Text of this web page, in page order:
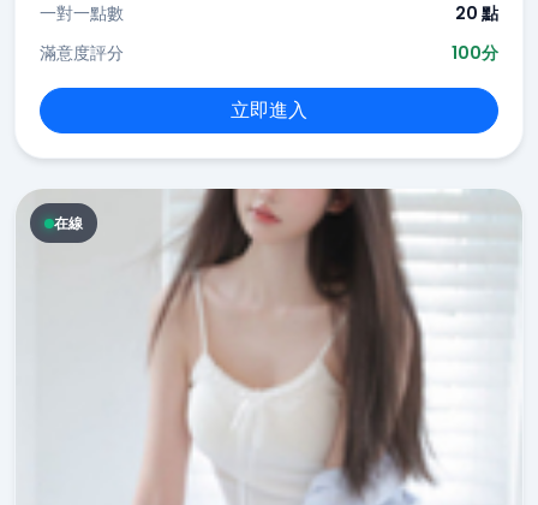
一對一點數
20 點
滿意度評分
100分
立即進入
在線